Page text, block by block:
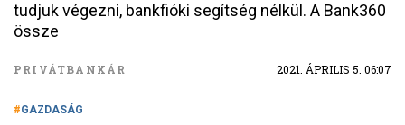
tudjuk végezni, bankfióki segítség nélkül. A Bank360
össze
PRIVÁTBANKÁR 2021. ÁPRILIS 5. 06:07
GAZDASÁG